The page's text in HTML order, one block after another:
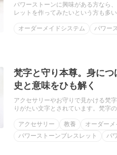
パワーストーンに興味がある方なら
レットを作ってみたいという方も多い
オーダーメイドシステム パワー
梵字と守り本尊。身に
史と意味をひも解く
アクセサリーやお守りで見かける梵
りがたい文字とされています。梵字
アクセサリー 教養
オーダー
パワーストーンブレスレット
パ